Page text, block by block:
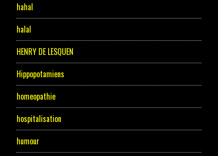
hahal
halal
HENRY DE LESQUEN
Hippopotamiens
homeopathie
hospitalisation
humour